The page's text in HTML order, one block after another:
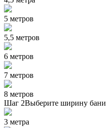
5 метров
5,5 метров
6 метров
7 метров
8 метров
Шаг 2Выберите ширину бани
3 метра